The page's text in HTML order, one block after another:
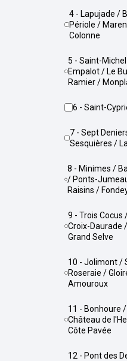
4 - Lapujade / Bonnefoy /
Périole /
Colonne
5 - Saint-Michel / Saint-Agne /
Empalot / Le
Ramier /
6 - Saint-
7 - Sept Deniers / Ginestous-
Sesquières /
8 - Minimes / Barrière de Paris
/ Ponts-
Raisins /
9 - Trois Cocus / Borderouge /
Croix-Daurade
Grand Selve
10 - Jolimont / Soupetard /
Roseraie /
Amouroux
11 - Bonhoure / Guilheméry /
Château de
Côte Pavée
12 - Pont des Demoiselles /